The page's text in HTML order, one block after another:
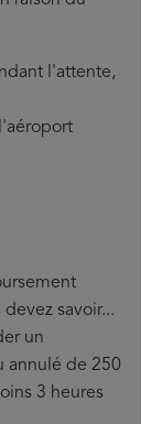
l'attente,
savoir...
un
annulé de 250
3 heures